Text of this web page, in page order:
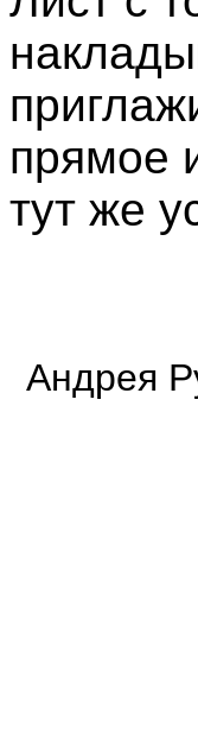
прямое
тут же
Андрея